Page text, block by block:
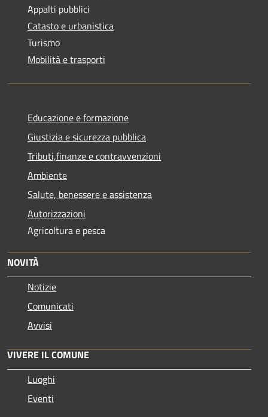
Appalti pubblici
Catasto e urbanistica
Turismo
Mobilità e trasporti
Educazione e formazione
Giustizia e sicurezza pubblica
Tributi,finanze e contravvenzioni
Ambiente
Salute, benessere e assistenza
Autorizzazioni
Agricoltura e pesca
NOVITÀ
Notizie
Comunicati
Avvisi
VIVERE IL COMUNE
Luoghi
Eventi